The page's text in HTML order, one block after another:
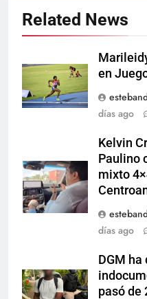
Related News
en
días ago
Kelvin
Paulino
mixto
días ago
DGM
pasó de